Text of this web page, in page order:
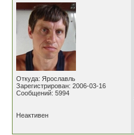
Откуда: Ярославль
Зарегистрирован: 2006-03-16
Сообщений: 5994
Неактивен